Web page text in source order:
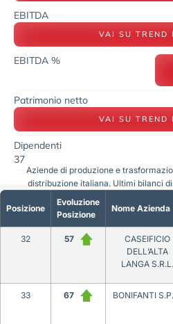
EBITDA
VAI SU TREND
EBITDA %
Patrimonio netto
VAI SU TREND
Dipendenti
37
Posizione
Evoluzione
Posizione
Nome Azienda
32 57
CASEIFICIO
DELL’ALTA
LANGA S.R.L.
33 67 BONIFANTI
Aziende di produzione e
distribuzione italiana. Ultimi bilanci